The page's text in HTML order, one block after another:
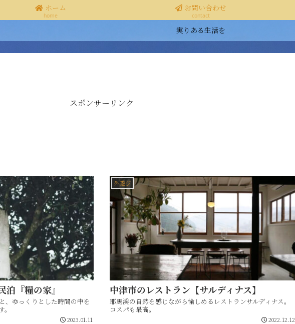
実りある生活を
ホーム
home
お問い合わせ
contact
スポンサーリンク
泊『糧の家』
、ゆっくりとした時間の中を
2023.01.11
外遊び
中津市のレストラン【サルディナス】
耶馬溪の自然を感じながら愉しめるレストランサルディナス。
コスパも最高。
2022.12.12